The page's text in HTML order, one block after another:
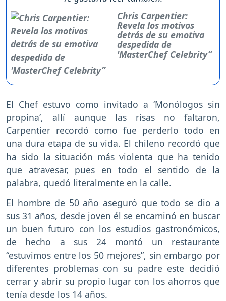
Chris Carpentier:
Revela los motivos
detrás de su emotiva
despedida de
'MasterChef Celebrity”
El Chef estuvo como invitado a ‘Monólogos sin
propina’, allí aunque las risas no faltaron,
Carpentier recordó como fue perderlo todo en
una dura etapa de su vida. El chileno recordó que
ha sido la situación más violenta que ha tenido
que atravesar, pues en todo el sentido de la
palabra, quedó literalmente en la calle.
El hombre de 50 año aseguró que todo se dio a
sus 31 años, desde joven él se encaminó en buscar
un buen futuro con los estudios gastronómicos,
de hecho a sus 24 montó un restaurante
“estuvimos entre los 50 mejores”, sin embargo por
diferentes problemas con su padre este decidió
cerrar y abrir su propio lugar con los ahorros que
tenía desde los 14 años.